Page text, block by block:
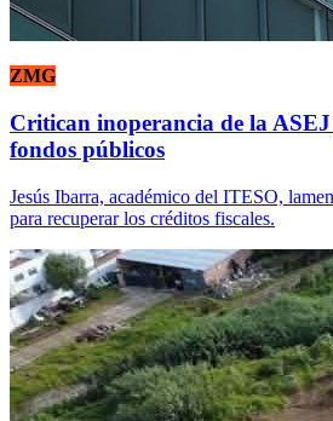
ZMG
Critican inoperancia de la
fondos públicos
Jesús Ibarra, académico del ITESO,
para recuperar los créditos fiscales.